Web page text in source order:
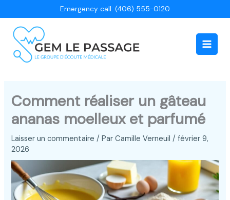
au
contenu
Emergency call: (406) 555-0120
Main
Comment réaliser un gâteau
ananas moelleux et parfumé
Laisser un commentaire / ParCamille Verneuil/février 9,
2026